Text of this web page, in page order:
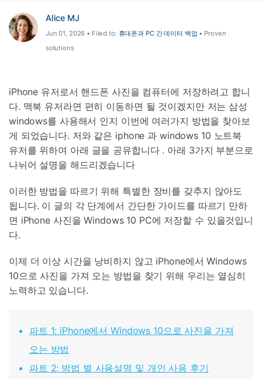
Alice MJ
Jun 01, 2026 • Filed to: 휴대폰과 PC 간 데이터 백업 • Proven
solutions
iPhone 유저로서 핸드폰 사진을 컴퓨터에 저장하려고 합니
다. 맥북 유저라면 편히 이동하면 될 것이겠지만 저는 삼성
windows를 사용해서 인지 이번에 여러가지 방법을 찾아보
게 되었습니다. 저와 같은 iphone 과 windows 10 노트북
유저를 위하여 아래 글을 공유합니다 . 아래 3가지 부분으로
나뉘어 설명을 해드리겠습니다
이러한 방법을 따르기 위해 특별한 장비를 갖추지 않아도
됩니다. 이 글의 각 단계에서 간단한 가이드를 따르기 만하
면 iPhone 사진을 Windows 10 PC에 저장할 수 있을것입니
다.
이제 더 이상 시간을 낭비하지 않고 iPhone에서 Windows
10으로 사진을 가져 오는 방법을 찾기 위해 우리는 열심히
노력하고 있습니다.
파트 1: iPhone에서 Windows 10으로 사진을 가져
오는 방법
파트 2: 방법 별 사용설명 및 개인 사용 후기